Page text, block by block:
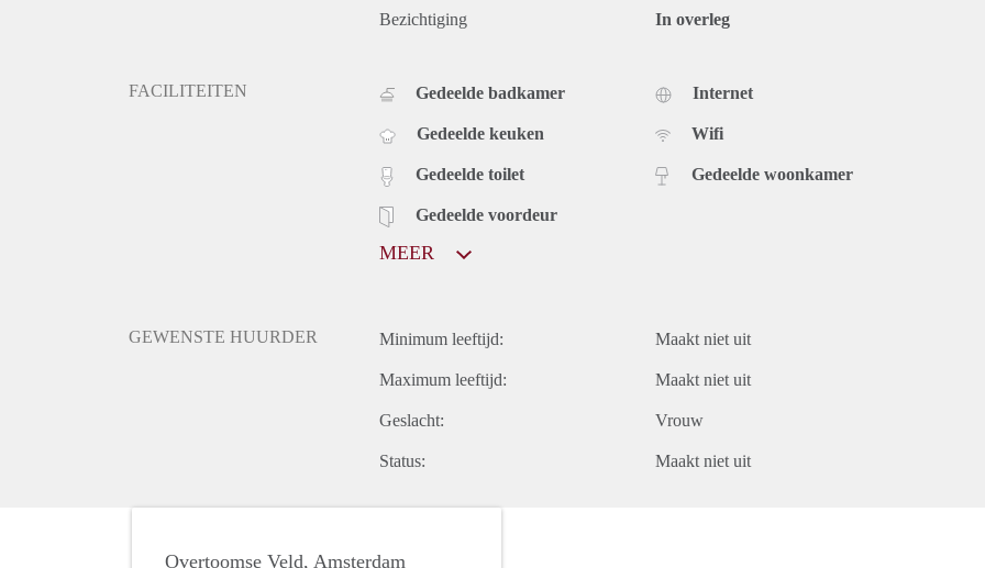
Bezichtiging In overleg
FACILITEITEN Gedeelde badkamer
Gedeelde keuken
Gedeelde toilet
Gedeelde voordeur
Internet
Wifi
Gedeelde woonkamer
MEER
GEWENSTE HUURDER Minimum leeftijd: Maakt niet uit
Maximum leeftijd: Maakt niet uit
Geslacht: Vrouw
Status: Maakt niet uit
Overtoomse Veld, Amsterdam